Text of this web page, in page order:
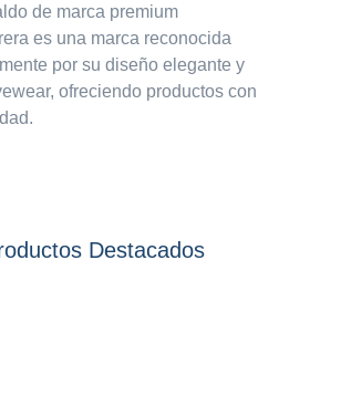
de marca premium
es una marca reconocida
por su diseño elegante y
ofreciendo productos con
Destacados